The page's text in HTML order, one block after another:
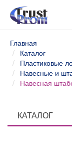
Главная
Каталог
Пластиковые
Навесные и
Навесная
КАТАЛОГ